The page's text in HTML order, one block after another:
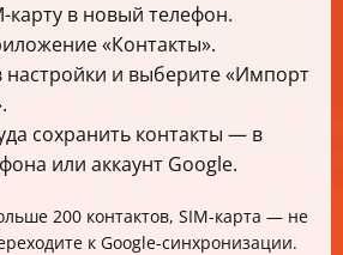
карту в новый телефон.
«Контакты».
настройки и выберите «Импорт
сохранить контакты — в
или аккаунт Google.
200 контактов, SIM-карта — не
к Google-синхронизации.